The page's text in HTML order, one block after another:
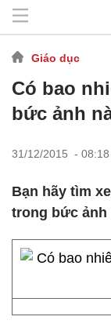
Giáo dục
Có bao
bức ảnh
31/12/2015 - 08:18
Bạn hãy tìm
trong bức ảnh